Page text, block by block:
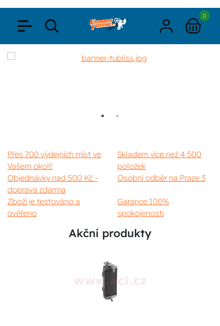
0
Přes 700 výdejních míst ve
Vašem okolí!
Skladem více než 4 500
položek
Objednávky nad 500 Kč -
doprava zdarma
Osobní odběr na Praze 3
Zboží je testováno a
ověřeno
Garance 100%
spokojenosti
Akční produkty